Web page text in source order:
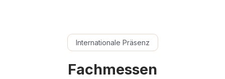
Internationale Präsenz
Fachmessen